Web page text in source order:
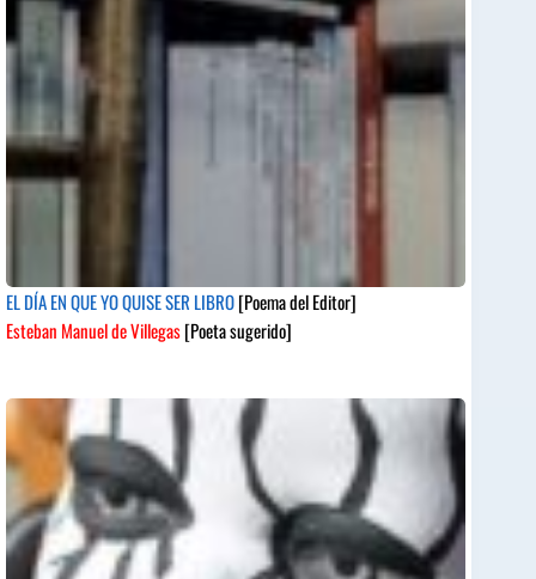
EL DÍA EN QUE YO QUISE SER LIBRO[Poema del Editor]
Esteban Manuel de Villegas[Poeta sugerido]